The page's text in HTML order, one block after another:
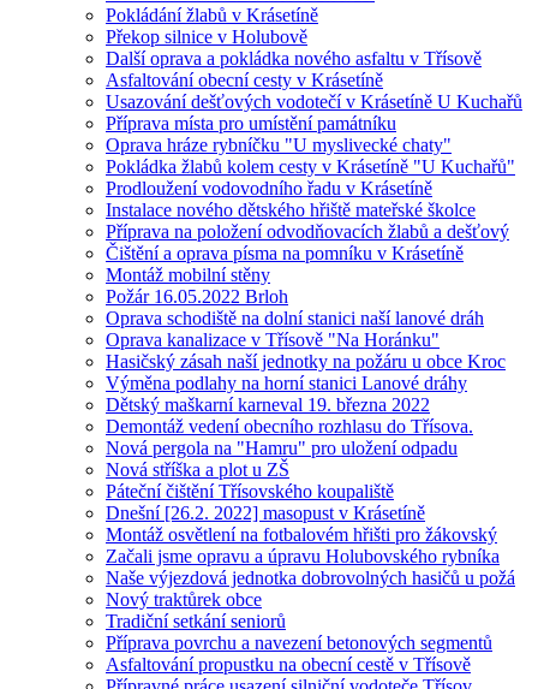
Pokládání žlabů v Krásetíně
Překop silnice v Holubově
Další oprava a pokládka nového asfaltu v Třísově
Asfaltování obecní cesty v Krásetíně
Usazování dešťových vodotečí v Krásetíně U Kuchařů
Příprava místa pro umístění památníku
Oprava hráze rybníčku "U myslivecké chaty"
Pokládka žlabů kolem cesty v Krásetíně "U Kuchařů"
Prodloužení vodovodního řadu v Krásetíně
Instalace nového dětského hřiště mateřské školce
Příprava na položení odvodňovacích žlabů a dešťový
Čištění a oprava písma na pomníku v Krásetíně
Montáž mobilní stěny
Požár 16.05.2022 Brloh
Oprava schodiště na dolní stanici naší lanové dráh
Oprava kanalizace v Třísově "Na Horánku"
Hasičský zásah naší jednotky na požáru u obce Kroc
Výměna podlahy na horní stanici Lanové dráhy
Dětský maškarní karneval 19. března 2022
Demontáž vedení obecního rozhlasu do Třísova.
Nová pergola na "Hamru" pro uložení odpadu
Nová stříška a plot u ZŠ
Páteční čištění Třísovského koupaliště
Dnešní [26.2. 2022] masopust v Krásetíně
Montáž osvětlení na fotbalovém hřišti pro žákovský
Začali jsme opravu a úpravu Holubovského rybníka
Naše výjezdová jednotka dobrovolných hasičů u požá
Nový traktůrek obce
Tradiční setkání seniorů
Příprava povrchu a navezení betonových segmentů
Asfaltování propustku na obecní cestě v Třísově